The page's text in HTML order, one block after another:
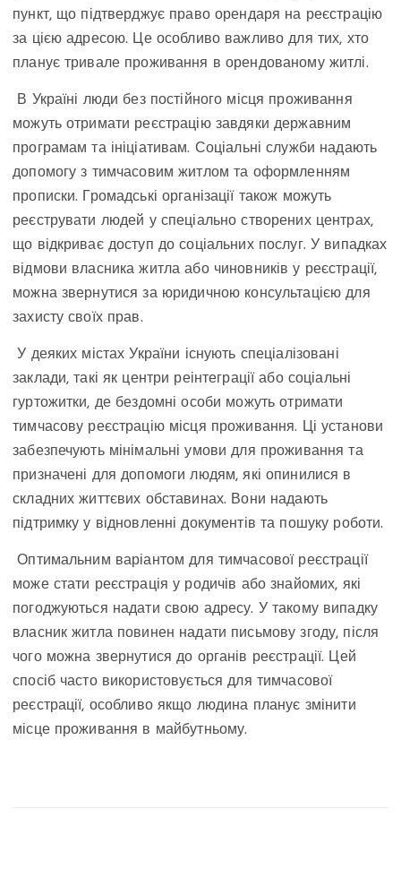
пункт, що підтверджує право орендаря на реєстрацію
за цією адресою. Це особливо важливо для тих, хто
планує тривале проживання в орендованому житлі.
В Україні люди без постійного місця проживання
можуть отримати реєстрацію завдяки державним
програмам та ініціативам. Соціальні служби надають
допомогу з тимчасовим житлом та оформленням
прописки. Громадські організації також можуть
реєструвати людей у спеціально створених центрах,
що відкриває доступ до соціальних послуг. У випадках
відмови власника житла або чиновників у реєстрації,
можна звернутися за юридичною консультацією для
захисту своїх прав.
У деяких містах України існують спеціалізовані
заклади, такі як центри реінтеграції або соціальні
гуртожитки, де бездомні особи можуть отримати
тимчасову реєстрацію місця проживання. Ці установи
забезпечують мінімальні умови для проживання та
призначені для допомоги людям, які опинилися в
складних життєвих обставинах. Вони надають
підтримку у відновленні документів та пошуку роботи.
Оптимальним варіантом для тимчасової реєстрації
може стати реєстрація у родичів або знайомих, які
погоджуються надати свою адресу. У такому випадку
власник житла повинен надати письмову згоду, після
чого можна звернутися до органів реєстрації. Цей
спосіб часто використовується для тимчасової
реєстрації, особливо якщо людина планує змінити
місце проживання в майбутньому.